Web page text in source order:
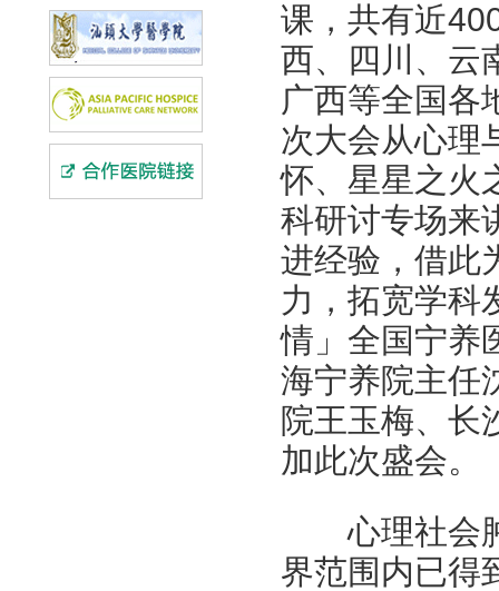
课，共有近
西、四川、云
广西等全国各
次大会从心理
怀、星星之火
科研讨专场来
进经验，借此
力，拓宽学科
情」全国宁养
海宁养院主任
院王玉梅、 长
加此次盛会。
心理社会肿
界范围内已得